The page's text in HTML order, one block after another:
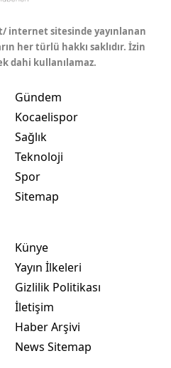
internet sitesinde yayınlanan
her türlü hakkı saklıdır. İzin
dahi kullanılamaz.
Gündem
Kocaelispor
Sağlık
Teknoloji
Spor
Sitemap
Künye
Yayın İlkeleri
Gizlilik Politikası
İletişim
Haber Arşivi
News Sitemap